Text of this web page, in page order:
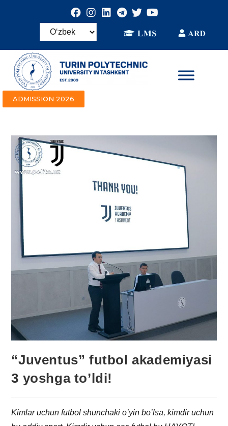
ADMISSION 2026
“Juventus” futbol akademiyasi
3 yoshga to’ldi!
Kimlar uchun futbol shunchaki o’yin bo’lsa, kimdir uchun